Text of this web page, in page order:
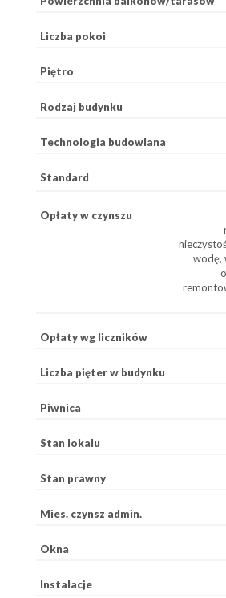
Liczba pokoi
Piętro
Rodzaj budynku
Technologia budowlana
Standard
Opłaty w czynszu
wodę,
Opłaty wg liczników
Liczba pięter w budynku
Piwnica
Stan lokalu
Stan prawny
Mies. czynsz admin.
Okna
Instalacje